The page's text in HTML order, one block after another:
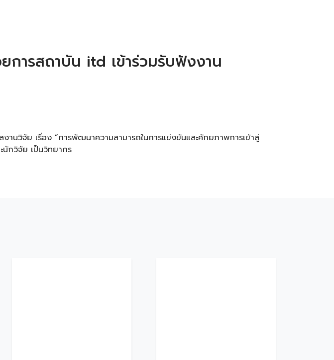
การสถาบัน itd เข้าร่วมรับฟังงาน
านวิจัย เรื่อง “การพัฒนาความสามารถในการแข่งขันและศักยภาพการเข้าสู่
กวิจัย เป็นวิทยากร